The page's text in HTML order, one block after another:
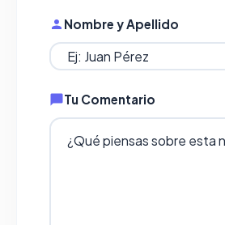
Nombre y Apellido
Tu Comentario